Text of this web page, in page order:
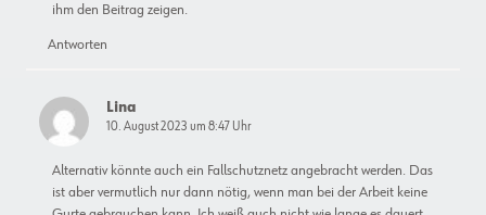
ihm den Beitrag zeigen.
Antworten
Lina
10. August 2023 um 8:47 Uhr
Alternativ könnte auch ein Fallschutznetz angebracht werden. Das
ist aber vermutlich nur dann nötig, wenn man bei der Arbeit keine